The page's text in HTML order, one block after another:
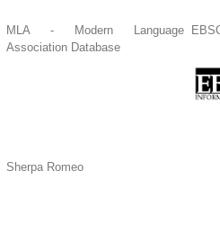
MLA - Modern Language
Association Database
Sherpa Romeo